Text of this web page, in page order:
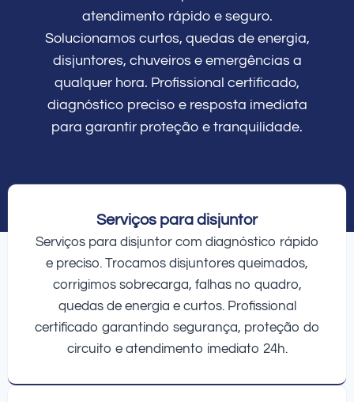
atendimento rápido e seguro.
Solucionamos curtos, quedas de energia,
disjuntores, chuveiros e emergências a
qualquer hora. Profissional certificado,
diagnóstico preciso e resposta imediata
para garantir proteção e tranquilidade.
Serviços para disjuntor
Serviços para disjuntor com diagnóstico rápido
e preciso. Trocamos disjuntores queimados,
corrigimos sobrecarga, falhas no quadro,
quedas de energia e curtos. Profissional
certificado garantindo segurança, proteção do
circuito e atendimento imediato 24h.